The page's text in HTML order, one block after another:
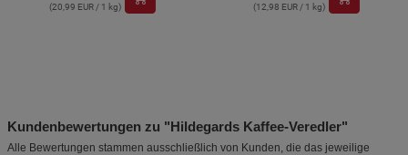
(20,99 EUR / 1 kg) (12,98 EUR / 1 kg)
Kundenbewertungen zu "Hildegards Kaffee-Veredler"
Alle Bewertungen stammen ausschließlich von Kunden, die das jeweilige